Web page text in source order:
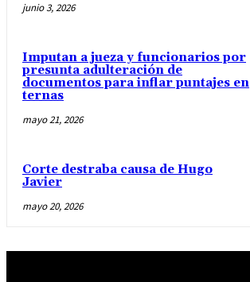
junio 3, 2026
Imputan a jueza y funcionarios por
presunta adulteración de
documentos para inflar puntajes en
ternas
mayo 21, 2026
Corte destraba causa de Hugo
Javier
mayo 20, 2026